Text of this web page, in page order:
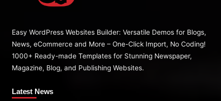
Easy WordPress Websites Builder: Versatile Demos for Blogs,
News, eCommerce and More – One-Click Import, No Coding!
1000+ Ready-made Templates for Stunning Newspaper,
Magazine, Blog, and Publishing Websites.
Latest News